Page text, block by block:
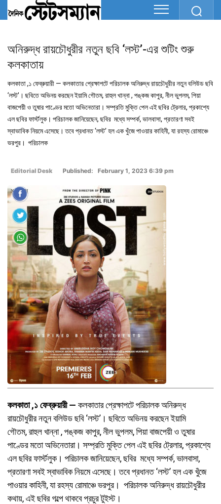
অনিরুদ্ধ রায়চৌধুরীর নতুন ছবি ‘লস্ট’-এর শুটিং শুরু
কলকাতায়
কলকাতা ,১ ফেব্রুয়ারী — কলকাতার প্রেক্ষাপটে পরিচালক অনিরুদ্ধ রায়চৌধুরীর নতুন বলিউড ছবি
‘লস্ট’। ছবিতে অভিনয় করছেন ইয়ামি গৌতম, রাহুল খান্না , পঙ্কজ কাপুর, নীল ভুপলম, পিয়া
বাজপেয়ী ও তুষার পাণ্ডের মতো অভিনেতারা। সম্প্রতি মুক্তি পেল এই ছবির ট্রেলার, প্রকাশ্যে
এল ছবির ফার্স্টলুক। পরিচালক জানিয়েছেন, ছবির মধ্যে সম্পর্ক, ভালবাসা, প্রতারণা সবই
স্বাভাবিক নিয়মে এসেছে। তবে প্রধানত ‘লস্ট’ হল এক খুঁজে পাওয়ার কাহিনী, যা রহস্য রোমাঞ্চে
ভরপুর। পরিচালক
Editorial Desk Published: February 1, 2023 6:39 pm
কলকাতা ,১ ফেব্রুয়ারী — কলকাতার প্রেক্ষাপটে পরিচালক অনিরুদ্ধ
রায়চৌধুরীর নতুন বলিউড ছবি ‘লস্ট’। ছবিতে অভিনয় করছেন ইয়ামি
গৌতম, রাহুল খান্না , পঙ্কজ কাপুর, নীল ভুপলম, পিয়া বাজপেয়ী ও তুষার
পাণ্ডের মতো অভিনেতারা। সম্প্রতিমুক্তি পেল এই ছবির ট্রেলার, প্রকাশ্যে
এল ছবির ফার্স্টলুক। পরিচালক জানিয়েছেন,ছবিরমধ্যে সম্পর্ক, ভালবাসা,
প্রতারণা সবই স্বাভাবিক নিয়মে এসেছে। তবে প্রধানত ‘লস্ট’ হল এক খুঁজে
পাওয়ার কাহিনী, যা রহস্য রোমাঞ্চে ভরপুর। পরিচালক অনিরুদ্ধ রায়চৌধুরীর
কথায়, এই ছবির গল্পে থাকবে প্রচুর টুইস্ট।